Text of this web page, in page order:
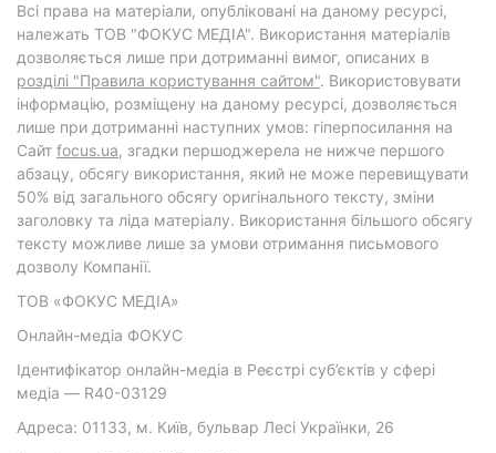
Всі права на матеріали, опубліковані на даному ресурсі,
належать ТОВ "ФОКУС МЕДІА". Використання матеріалів
дозволяється лише при дотриманні вимог, описаних в
розділі "Правила користування сайтом". Використовувати
інформацію, розміщену на даному ресурсі, дозволяється
лише при дотриманні наступних умов: гіперпосилання на
Cайт focus.ua, згадки першоджерела не нижче першого
абзацу, обсягу використання, який не може перевищувати
50% від загального обсягу оригінального тексту, зміни
заголовку та ліда матеріалу. Використання більшого обсягу
тексту можливе лише за умови отримання письмового
дозволу Компанії.
ТОВ «ФОКУС МЕДІА»
Онлайн-медіа ФОКУС
Ідентифікатор онлайн-медіа в Реєстрі суб’єктів у сфері
медіа — R40-03129
Адреса: 01133, м. Київ, бульвар Лесі Українки, 26